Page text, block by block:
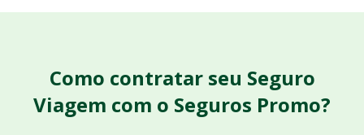
Como contratar seu Seguro
Viagem com o Seguros Promo?